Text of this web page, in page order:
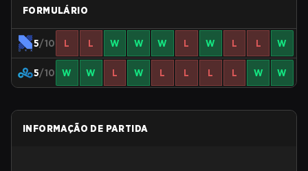
FORMULÁRIO
5/10 L L W W W L W L L W
5/10 W W L W L L L L W W
INFORMAÇÃO DE PARTIDA